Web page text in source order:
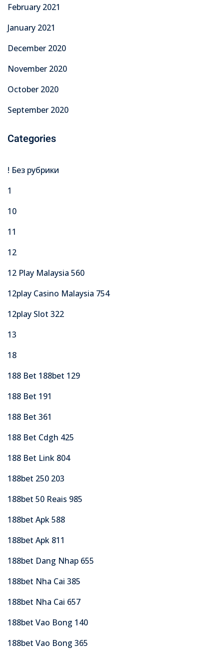
February 2021
January 2021
December 2020
November 2020
October 2020
September 2020
Categories
! Без рубрики
1
10
11
12
12 Play Malaysia 560
12play Casino Malaysia 754
12play Slot 322
13
18
188 Bet 188bet 129
188 Bet 191
188 Bet 361
188 Bet Cdgh 425
188 Bet Link 804
188bet 250 203
188bet 50 Reais 985
188bet Apk 588
188bet Apk 811
188bet Dang Nhap 655
188bet Nha Cai 385
188bet Nha Cai 657
188bet Vao Bong 140
188bet Vao Bong 365